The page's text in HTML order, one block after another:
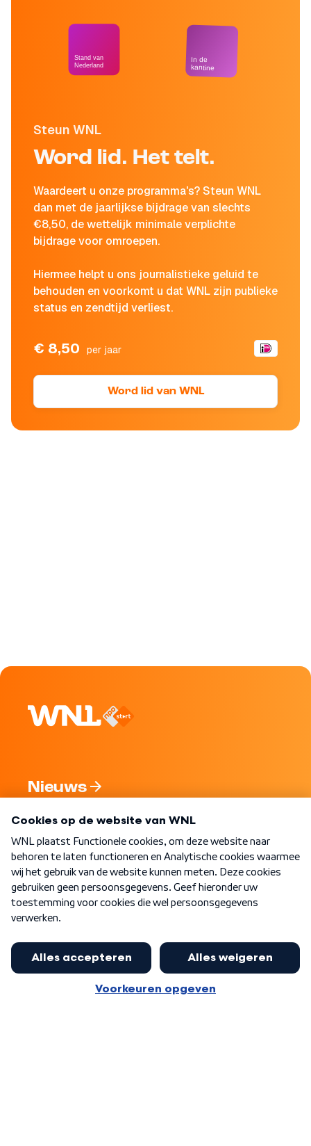
Steun WNL
Word lid. Het telt.
Waardeert u onze programma's? Steun WNL
dan met de jaarlijkse bijdrage van slechts
€8,50, de wettelijk minimale verplichte
bijdrage voor omroepen.
Hiermee helpt u ons journalistieke geluid te
behouden en voorkomt u dat WNL zijn publieke
status en zendtijd verliest.
€ 8,50 per jaar
Word lid van WNL
Stand van
Nederland
In de
kantine
Nieuws
Nieuwsbrief
Word Lid